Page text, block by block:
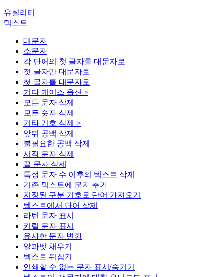
유틸리티
텍스트
대문자
소문자
각 단어의 첫 글자를 대문자로
첫 글자만 대문자로
첫 글자를 대문자로
기타 케이스 옵션 >
모든 문자 삭제
모든 숫자 삭제
기타 기호 삭제 >
앞뒤 공백 삭제
불필요한 공백 삭제
시작 문자 삭제
끝 문자 삭제
특정 문자 수 이후의 텍스트 삭제
기존 텍스트에 문자 추가
지정된 구분 기호로 단어 가져오기
텍스트에서 단어 삭제
라틴 문자 표시
키릴 문자 표시
유사한 문자 변환
알파벳 채우기
텍스트 뒤집기
인쇄할 수 없는 문자 표시/숨기기